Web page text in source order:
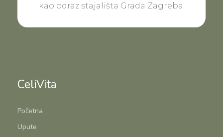
kao odraz stajališta Grada Zagreba.
CeliVita
Početna
Upute